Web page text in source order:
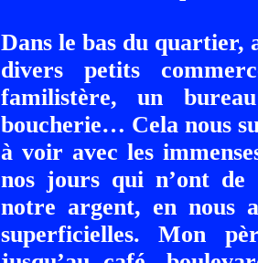
Dans le bas du quartier,
divers petits
familistère, un
boucherie… Cela nous
à voir avec les
nos jours qui n’ont de
notre argent, en nous
superficielles. Mon